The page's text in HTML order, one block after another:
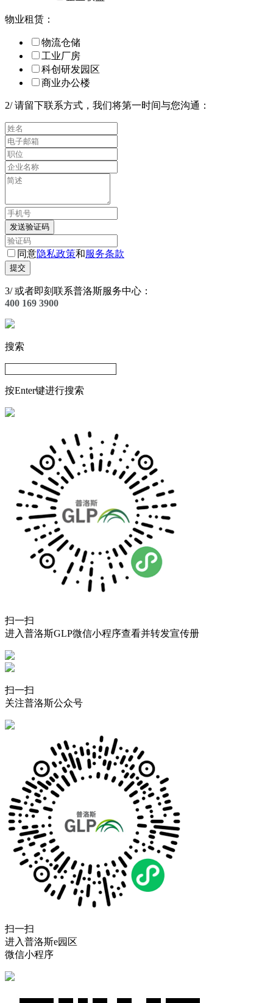
物业租赁：
物流仓储
工业厂房
科创研发园区
商业办公楼
2/请留下联系方式，我们将第一时间与您沟通：
发送验证码
同意隐私政策和服务条款
提交
3/或者即刻联系普洛斯服务中心：
400 169 3900
搜索
按Enter键进行搜索
扫一扫
进入普洛斯GLP微信小程序查看并转发宣传册
扫一扫
关注普洛斯公众号
扫一扫
进入普洛斯e园区
微信小程序